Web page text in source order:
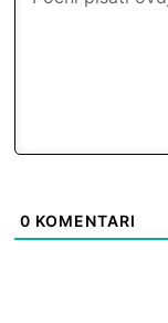
0 KOMENTARI